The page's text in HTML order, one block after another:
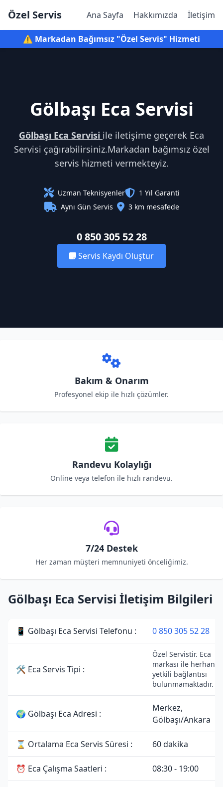
Özel Servis Ana Sayfa Hakkımızda İletişim
⚠️ Markadan Bağımsız "Özel Servis" Hizmeti
Gölbaşı Eca Servisi
Gölbaşı Eca Servisi ile iletişime geçerek Eca
Servisi çağırabilirsiniz.Markadan bağımsız özel
servis hizmeti vermekteyiz.
Uzman Teknisyenler
1 Yıl Garanti
Aynı Gün Servis
3 km mesafede
0 850 305 52 28
Servis Kaydı Oluştur
Bakım & Onarım
Profesyonel ekip ile hızlı çözümler.
Randevu Kolaylığı
Online veya telefon ile hızlı randevu.
7/24 Destek
Her zaman müşteri memnuniyeti önceliğimiz.
Gölbaşı Eca Servisi İletişim Bilgileri
📱 Gölbaşı Eca Servisi Telefonu : 0 850 305 52 28
🛠 Eca Servis Tipi :
Özel Servistir. Eca
markası ile
yetkili bağlantısı
bulunmamaktadır.
🌍 Gölbaşı Eca Adresi :
Merkez,
Gölbaşı/Ankara
⌛ Ortalama Eca Servis Süresi : 60 dakika
⏰ Eca Çalışma Saatleri : 08:30 - 19:00